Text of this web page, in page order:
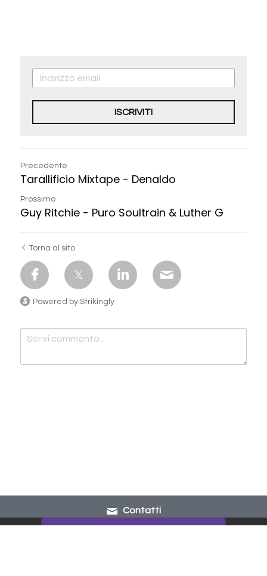
ISCRIVITI
Precedente
Tarallificio Mixtape - Denaldo
Prossimo
Guy Ritchie - Puro Soultrain & Luther G
Torna al sito
Powered by Strikingly
Questo sito è creato con Strikingly.
Contatti